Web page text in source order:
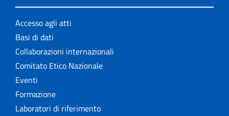
Accesso agli atti
Basi di dati
Collaborazioni internazionali
Comitato Etico Nazionale
Eventi
Formazione
Laboratori di riferimento